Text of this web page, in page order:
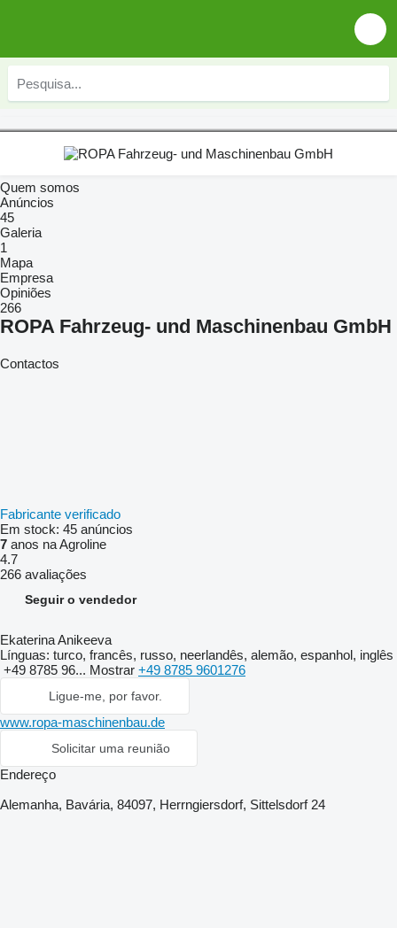
Quem somos
Anúncios
45
Galeria
1
Mapa
Empresa
Opiniões
266
ROPA Fahrzeug- und Maschinenbau GmbH
Contactos
Fabricante verificado
Em stock: 45 anúncios
7 anos na Agroline
4.7
266 avaliações
Seguir o vendedor
Ekaterina Anikeeva
Línguas: turco, francês, russo, neerlandês, alemão, espanhol, inglês
+49 8785 96... Mostrar +49 8785 9601276
Ligue-me, por favor.
www.ropa-maschinenbau.de
Solicitar uma reunião
Endereço
Alemanha, Bavária, 84097, Herrngiersdorf, Sittelsdorf 24